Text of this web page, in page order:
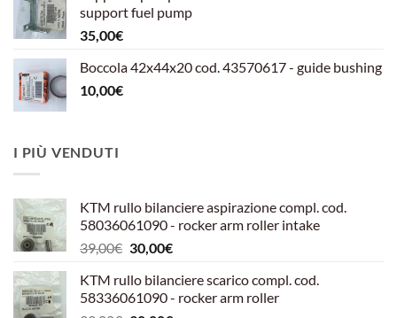
599,00€.540,00€.
support fuel pump
35,00€
Boccola 42x44x20 cod. 43570617 - guide bushing
10,00€
I PIÙ VENDUTI
KTM rullo bilanciere aspirazione compl. cod.
58036061090 - rocker arm roller intake
39,00€ Il
originale
era:
30,00€Il
attuale
è:
KTM rullo bilanciere scarico compl. cod.
58336061090 - rocker arm roller